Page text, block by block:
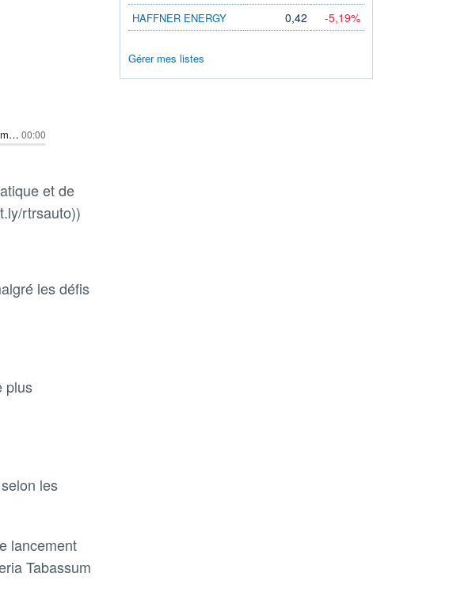
Les résultats de Coca-Cola dépassent les estimations grâce à l'augmentation des ventes de produits sans sucre et de conditionnements plus petits 00:00
et de
rtrsauto))
les défis
plus
les
lancement
Tabassum
HAFFNER ENERGY 0,42 -5,19%
Gérer mes listes